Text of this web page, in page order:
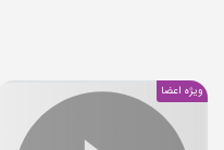
ویژه اعضا